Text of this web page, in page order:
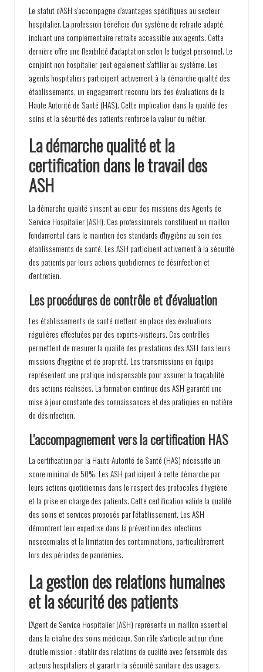
Le statut d'ASH s'accompagne d'avantages spécifiques au secteur
hospitalier. La profession bénéficie d'un système de retraite adapté,
incluant une complémentaire retraite accessible aux agents. Cette
dernière offre une flexibilité d'adaptation selon le budget personnel. Le
conjoint non hospitalier peut également s'affilier au système. Les
agents hospitaliers participent activement à la démarche qualité des
établissements, un engagement reconnu lors des évaluations de la
Haute Autorité de Santé (HAS). Cette implication dans la qualité des
soins et la sécurité des patients renforce la valeur du métier.
La démarche qualité et la
certification dans le travail des
ASH
La démarche qualité s'inscrit au cœur des missions des Agents de
Service Hospitalier (ASH). Ces professionnels constituent un maillon
fondamental dans le maintien des standards d'hygiène au sein des
établissements de santé. Les ASH participent activement à la sécurité
des patients par leurs actions quotidiennes de désinfection et
d'entretien.
Les procédures de contrôle et d'évaluation
Les établissements de santé mettent en place des évaluations
régulières effectuées par des experts-visiteurs. Ces contrôles
permettent de mesurer la qualité des prestations des ASH dans leurs
missions d'hygiène et de propreté. Les transmissions en équipe
représentent une pratique indispensable pour assurer la traçabilité
des actions réalisées. La formation continue des ASH garantit une
mise à jour constante des connaissances et des pratiques en matière
de désinfection.
L'accompagnement vers la certification HAS
La certification par la Haute Autorité de Santé (HAS) nécessite un
score minimal de 50%. Les ASH participent à cette démarche par
leurs actions quotidiennes dans le respect des protocoles d'hygiène
et la prise en charge des patients. Cette certification valide la qualité
des soins et services proposés par l'établissement. Les ASH
démontrent leur expertise dans la prévention des infections
nosocomiales et la limitation des contaminations, particulièrement
lors des périodes de pandémies.
La gestion des relations humaines
et la sécurité des patients
L'Agent de Service Hospitalier (ASH) représente un maillon essentiel
dans la chaîne des soins médicaux. Son rôle s'articule autour d'une
double mission : établir des relations de qualité avec l'ensemble des
acteurs hospitaliers et garantir la sécurité sanitaire des usagers.